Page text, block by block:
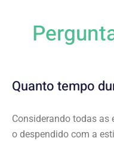
Quanto tempo
Considerando todas
o despendido com a